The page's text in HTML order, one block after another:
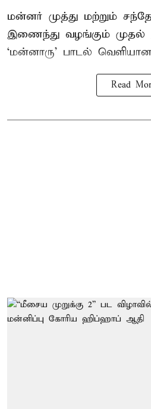
மன்னர் முத்து மற்றும்
இணைந்து வழங்கும்
‘மன்னாரு’ பாடல்
Read